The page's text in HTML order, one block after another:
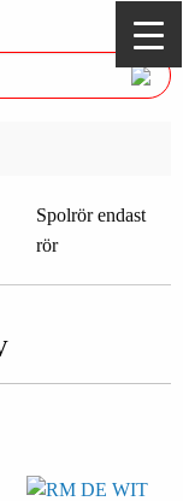
Spolrör endast
rör